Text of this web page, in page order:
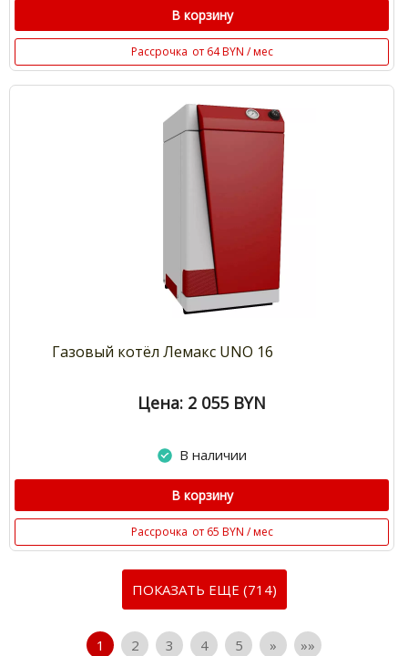
В корзину
Рассрочка от 64 BYN / мес
Газовый котёл Лемакс UNO 16
Цена: 2 055 BYN
В наличии
В корзину
Рассрочка от 65 BYN / мес
ПОКАЗАТЬ ЕЩЕ (714)
1 2 3 4 5 » »»